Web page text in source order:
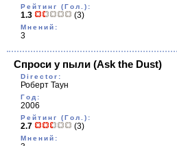
Рейтинг (Гол.):
1.3 (3)
Мнений:
3
Спроси у пыли (Ask the Dust)
Director:
Роберт Таун
Год:
2006
Рейтинг (Гол.):
2.7 (3)
Мнений: